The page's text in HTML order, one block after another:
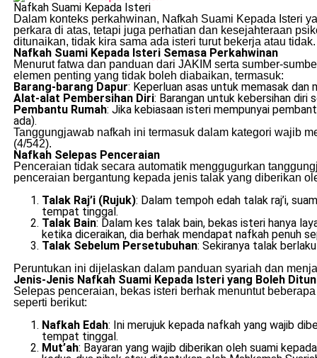
Nafkah Suami Kepada Isteri
Dalam konteks perkahwinan, Nafkah Suami Kepada Isteri
perkara di atas, tetapi juga perhatian dan kesejahteraan
ditunaikan, tidak kira sama ada isteri turut bekerja atau tidak.
Nafkah Suami Kepada Isteri Semasa Perkahwinan
Menurut fatwa dan panduan dari JAKIM serta sumber-
elemen penting yang tidak boleh diabaikan, termasuk:
Barang-barang Dapur: Keperluan asas untuk memasak dan
Alat-alat Pembersihan Diri: Barangan untuk kebersihan diri
Pembantu Rumah: Jika kebiasaan isteri mempunyai
ada).
Tanggungjawab nafkah ini termasuk dalam kategori wajib
(4/542).
Nafkah Selepas Penceraian
Penceraian tidak secara automatik menggugurkan
penceraian bergantung kepada jenis talak yang diberikan
Talak Raj’i (Rujuk): Dalam tempoh edah talak raj’i,
tempat tinggal.
Talak Bain: Dalam kes talak bain, bekas isteri hanya
ketika diceraikan, dia berhak mendapat nafkah penuh
Talak Sebelum Persetubuhan: Sekiranya talak
Peruntukan ini dijelaskan dalam panduan syariah dan
Jenis-Jenis Nafkah Suami Kepada Isteri yang Boleh
Selepas penceraian, bekas isteri berhak menuntut
seperti berikut:
Nafkah Edah: Ini merujuk kepada nafkah yang wajib
tempat tinggal.
Mut’ah: Bayaran yang wajib diberikan oleh suami